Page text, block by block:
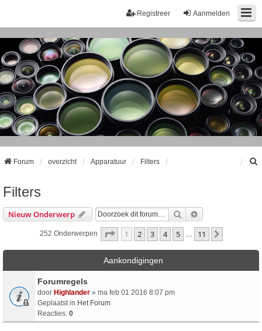
Aanmelden
Registreer
Forum overzicht Apparatuur Filters
Filters
Nieuw Onderwerp Zoek
252 Onderwerpen Pagina Van11
1 2 3 4 5 11
Aankondigingen
Forumregels
door Highlander » ma feb 01 2016 8:07 pm
Geplaatst in Het Forum
Reacties: 0